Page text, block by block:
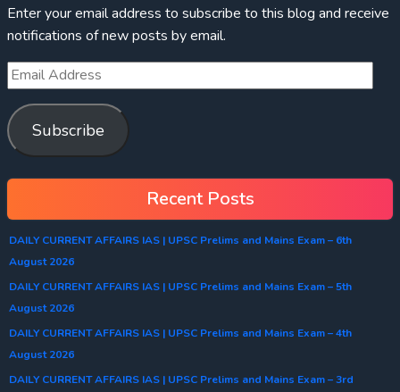
Enter your email address to subscribe to this blog and receive
notifications of new posts by email.
Subscribe
Recent Posts
DAILY CURRENT AFFAIRS IAS | UPSC Prelims and Mains Exam – 6th
August 2026
DAILY CURRENT AFFAIRS IAS | UPSC Prelims and Mains Exam – 5th
August 2026
DAILY CURRENT AFFAIRS IAS | UPSC Prelims and Mains Exam – 4th
August 2026
DAILY CURRENT AFFAIRS IAS | UPSC Prelims and Mains Exam – 3rd